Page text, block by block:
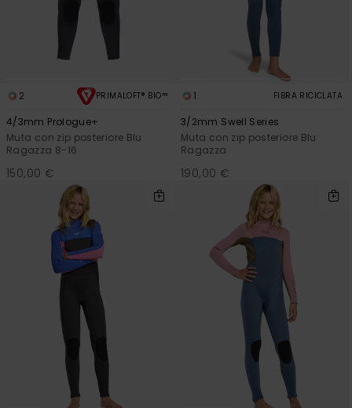
2 PRIMALOFT® BIO™
4/3mm Prologue+
Muta con zip posteriore Blu
Ragazza 8-16
150,00 €
1 FIBRA RICICLATA
3/2mm Swell Series
Muta con zip posteriore Blu
Ragazza
190,00 €